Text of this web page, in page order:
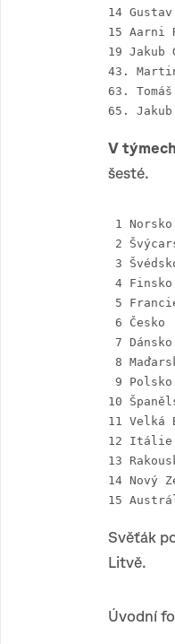
V týmech
šesté.
Svěťák
Litvě.
Úvodní